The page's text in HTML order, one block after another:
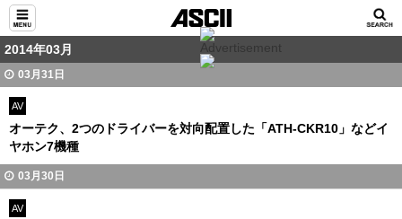
2014年03月
03月31日
AV
オーテク、2つのドライバーを対向配置した「ATH-CKR10」などイ
ヤホン7機種
03月30日
AV